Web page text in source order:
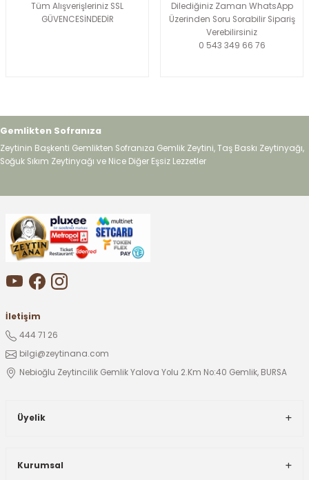
Tüm Alışverişleriniz SSL
GÜVENCESİNDEDİR
Dilediğiniz Zaman WhatsApp
Üzerinden Soru Sorabilir Sipariş
Verebilirsiniz
0 543 349 66 76
Gemlikten Sofranıza
Zeytinin Başkenti Gemlikten Sofranıza Gemlik Zeytini, Taş Baskı Zeytinyağı,
Soğuk Sıkım Zeytinyağı ve Nice Diğer Eşsiz Lezzetler
İletişim
444 71 26
bilgi@zeytinana.com
Nebioğlu Zeytincilik Gemlik Yalova Yolu 2.Km No:40 Gemlik, BURSA
Üyelik
Kurumsal